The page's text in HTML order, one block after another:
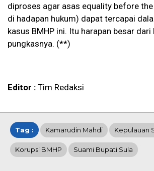
diproses agar asas equality before
di hadapan hukum) dapat tercapai
kasus BMHP ini. Itu harapan besar dari
pungkasnya. (**)
Editor : Tim Redaksi
Tag : Kamarudin Mahdi Kepulauan
Korupsi BMHP Suami Bupati Sula